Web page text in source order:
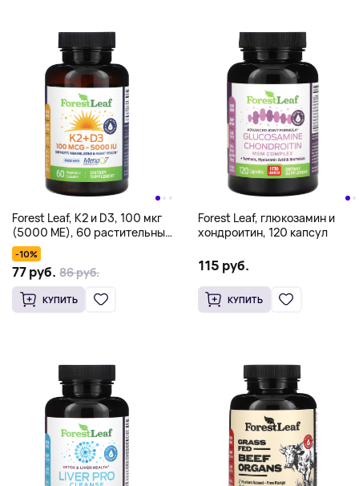
Forest Leaf, K2 и D3, 100 мкг
(5000 МЕ), 60 растительных
капсул
-10%
77 руб. 86 руб.
КУПИТЬ
Forest Leaf, глюкозамин и
хондроитин, 120 капсул
115 руб.
КУПИТЬ